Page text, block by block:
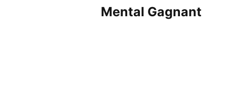
Mental Gagnant